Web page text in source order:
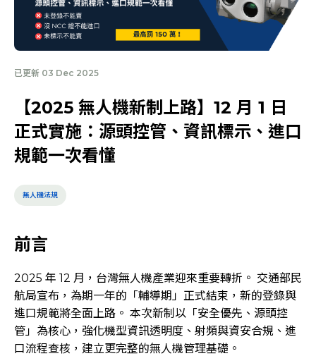
已更新 03 Dec 2025
【2025 無人機新制上路】12 月 1 日
正式實施：源頭控管、資訊標示、進口
規範一次看懂
無人機法規
前言
2025 年 12 月，台灣無人機產業迎來重要轉折。 交通部民
航局宣布，為期一年的「輔導期」正式結束，新的登錄與
進口規範將全面上路。 本次新制以「安全優先、源頭控
管」為核心，強化機型資訊透明度、射頻與資安合規、進
口流程查核，建立更完整的無人機管理基礎。